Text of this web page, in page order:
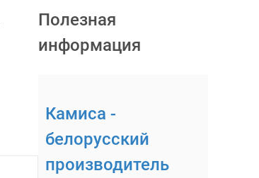
Полезная
информация
Камиса -
белорусский
производитель